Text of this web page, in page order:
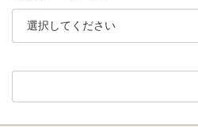
検